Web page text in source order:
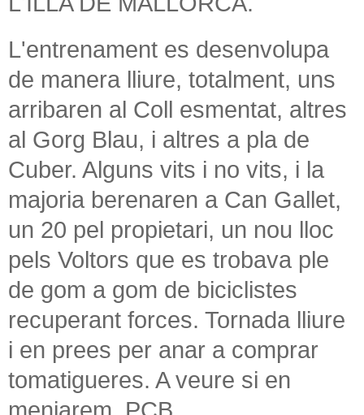
L'entrenament es desenvolupa
de manera lliure, totalment, uns
arribaren al Coll esmentat, altres
al Gorg Blau, i altres a pla de
Cuber. Alguns vits i no vits, i la
majoria berenaren a Can Gallet,
un 20 pel propietari, un nou lloc
pels Voltors que es trobava ple
de gom a gom de biciclistes
recuperant forces. Tornada lliure
i en prees per anar a comprar
tomatigueres. A veure si en